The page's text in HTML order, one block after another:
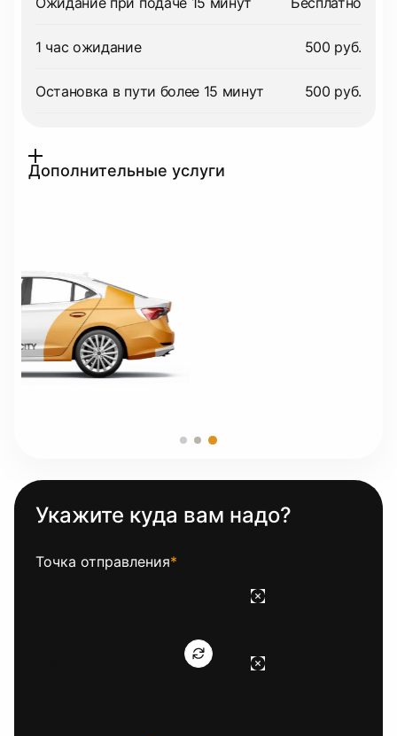
1 час ожидание 500 руб.
Остановка в пути более 15 минут 500 руб.
Дополнительные услуги
Укажите куда вам надо?
Точка отправления*